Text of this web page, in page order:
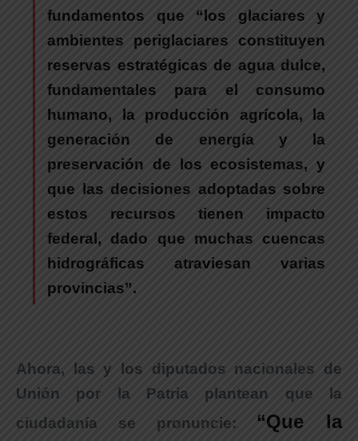
fundamentos que “los glaciares y
ambientes periglaciares constituyen
reservas estratégicas de agua dulce,
fundamentales para el consumo
humano, la producción agrícola, la
generación de energía y la
preservación de los ecosistemas, y
que las decisiones adoptadas sobre
estos recursos tienen impacto
federal, dado que muchas cuencas
hidrográficas atraviesan varias
provincias”.
Ahora, las y los diputados nacionales de
Unión por la Patria plantean que la
ciudadanía se pronuncie:
“Que la